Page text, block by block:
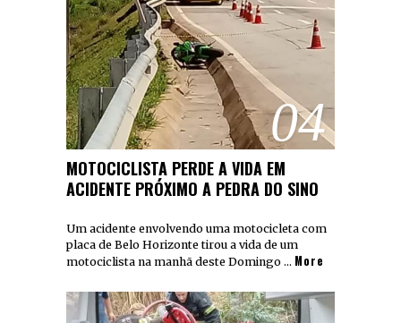
04
MOTOCICLISTA PERDE A VIDA EM
ACIDENTE PRÓXIMO A PEDRA DO SINO
Um acidente envolvendo uma motocicleta com
placa de Belo Horizonte tirou a vida de um
motociclista na manhã deste Domingo … More